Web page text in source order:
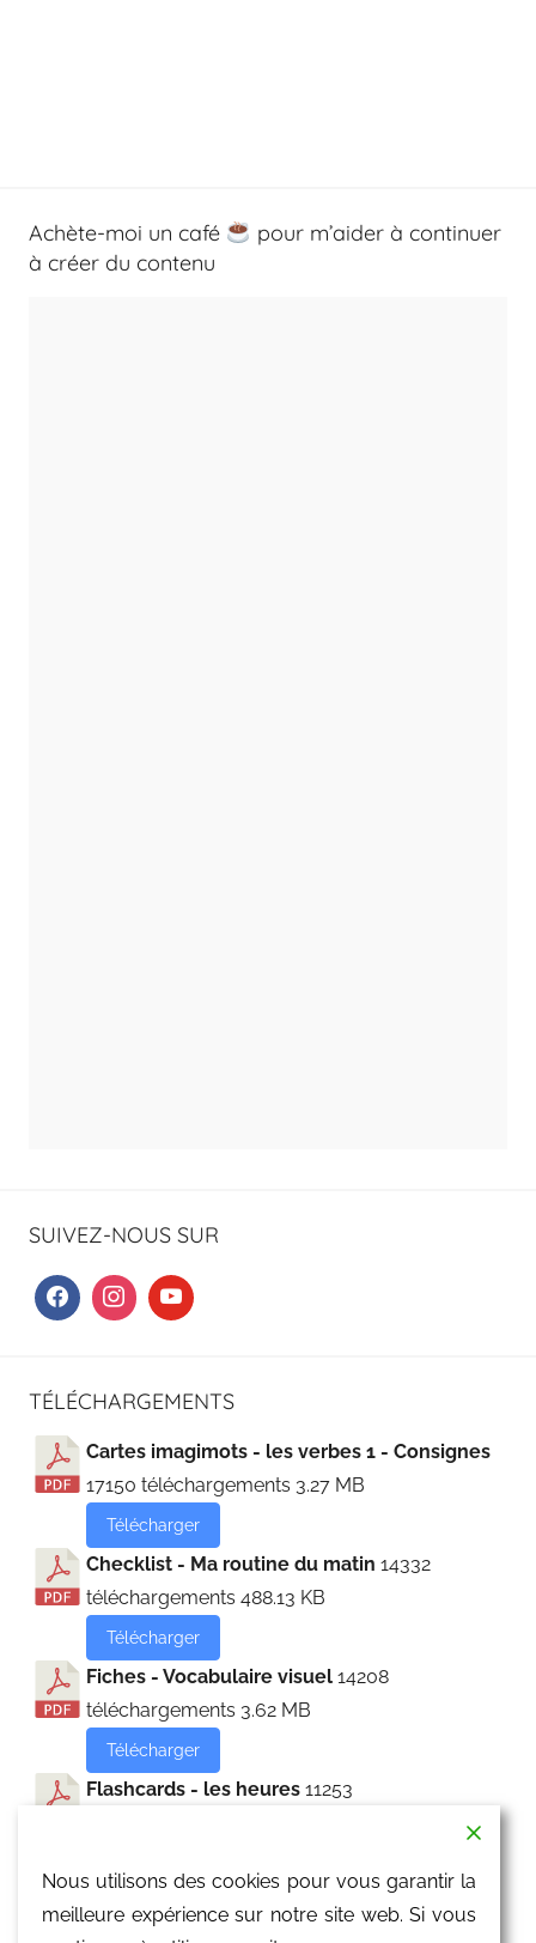
Achète-moi un café
pour m’aider à continuer
à créer du contenu
SUIVEZ-NOUS SUR
TÉLÉCHARGEMENTS
Cartes imagimots - les verbes 1 - Consignes
17150 téléchargements 3.27 MB
Télécharger
Checklist - Ma routine du matin 14332
téléchargements 488.13 KB
Télécharger
Fiches - Vocabulaire visuel 14208
téléchargements 3.62 MB
Télécharger
Flashcards - les heures 11253
Flashcards - les parties du corps 10946
téléchargements
230.65 KB
Nous utilisons des cookies pour vous garantir la
meilleure expérience sur notre site web. Si vous